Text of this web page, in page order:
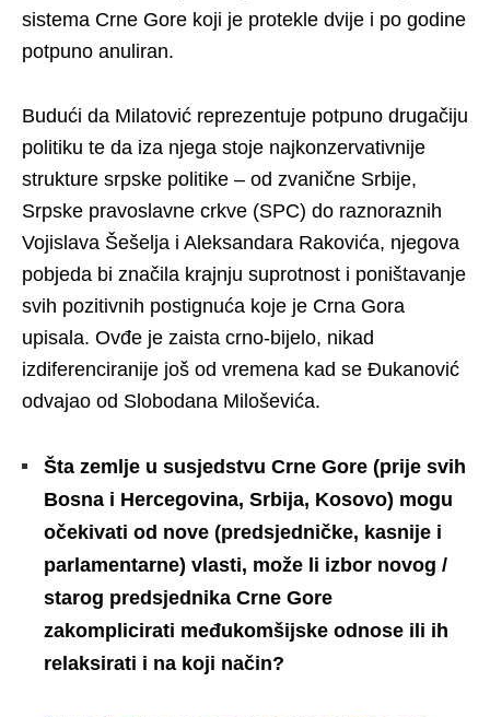
sistema Crne Gore koji je protekle dvije i po godine
potpuno anuliran.
Budući da Milatović reprezentuje potpuno drugačiju
politiku te da iza njega stoje najkonzervativnije
strukture srpske politike – od zvanične Srbije,
Srpske pravoslavne crkve (SPC) do raznoraznih
Vojislava Šešelja i Aleksandara Rakovića, njegova
pobjeda bi značila krajnju suprotnost i poništavanje
svih pozitivnih postignuća koje je Crna Gora
upisala. Ovđe je zaista crno-bijelo, nikad
izdiferenciranije još od vremena kad se Đukanović
odvajao od Slobodana Miloševića.
Šta zemlje u susjedstvu Crne Gore (prije svih
Bosna i Hercegovina, Srbija, Kosovo) mogu
očekivati od nove (predsjedničke, kasnije i
parlamentarne) vlasti, može li izbor novog /
starog predsjednika Crne Gore
zakomplicirati međukomšijske odnose ili ih
relaksirati i na koji način?